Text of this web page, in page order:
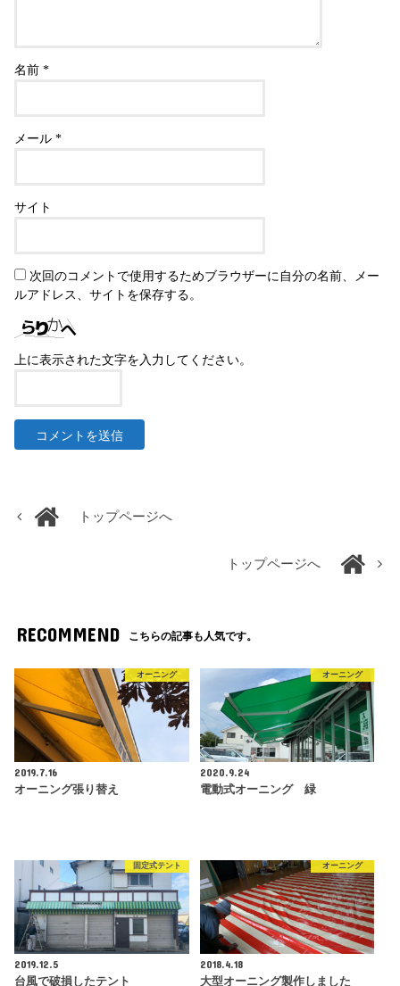
名前*
メール*
サイト
次回のコメントで使用するためブラウザーに自分の名前、メー
ルアドレス、サイトを保存する。
上に表示された文字を入力してください。
トップページへ
トップページへ
RECOMMEND こちらの記事も人気です。
オーニング
2019.7.16
オーニング張り替え
オーニング
2020.9.24
電動式オーニング 緑
固定式テント
2019.12.5
台風で破損したテント
オーニング
2018.4.18
大型オーニング製作しました